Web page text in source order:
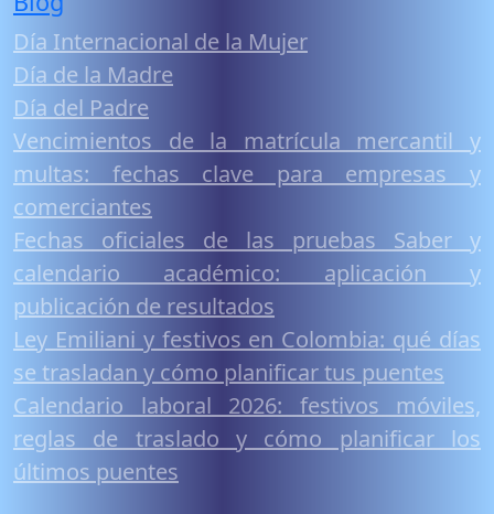
Día Internacional de la Mujer
Día de la Madre
Día del Padre
Vencimientos de la matrícula mercantil y
multas: fechas clave para empresas y
comerciantes
Fechas oficiales de las pruebas Saber y
calendario académico: aplicación y
publicación de resultados
Ley Emiliani y festivos en Colombia: qué días
se trasladan y cómo planificar tus puentes
Calendario laboral 2026: festivos móviles,
reglas de traslado y cómo planificar los
últimos puentes